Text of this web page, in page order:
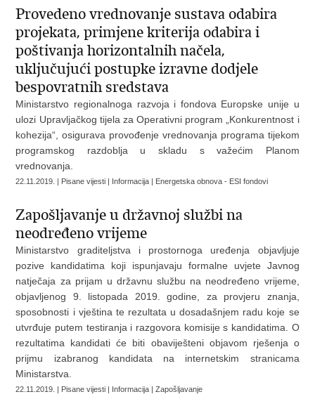
Provedeno vrednovanje sustava odabira
projekata, primjene kriterija odabira i
poštivanja horizontalnih načela,
uključujući postupke izravne dodjele
bespovratnih sredstava
Ministarstvo regionalnoga razvoja i fondova Europske unije u
ulozi Upravljačkog tijela za Operativni program „Konkurentnost i
kohezija“, osigurava provođenje vrednovanja programa tijekom
programskog razdoblja u skladu s važećim Planom
vrednovanja.
22.11.2019. | Pisane vijesti | Informacija | Energetska obnova - ESI fondovi
Zapošljavanje u državnoj službi na
neodređeno vrijeme
Ministarstvo graditeljstva i prostornoga uređenja objavljuje
pozive kandidatima koji ispunjavaju formalne uvjete Javnog
natječaja za prijam u državnu službu na neodređeno vrijeme,
objavljenog 9. listopada 2019. godine, za provjeru znanja,
sposobnosti i vještina te rezultata u dosadašnjem radu koje se
utvrđuje putem testiranja i razgovora komisije s kandidatima. O
rezultatima kandidati će biti obaviješteni objavom rješenja o
prijmu izabranog kandidata na internetskim stranicama
Ministarstva.
22.11.2019. | Pisane vijesti | Informacija | Zapošljavanje